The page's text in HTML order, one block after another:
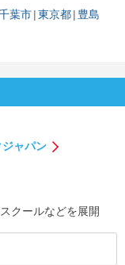
葉市 東京都 豊島
ャパン
クールなどを展開